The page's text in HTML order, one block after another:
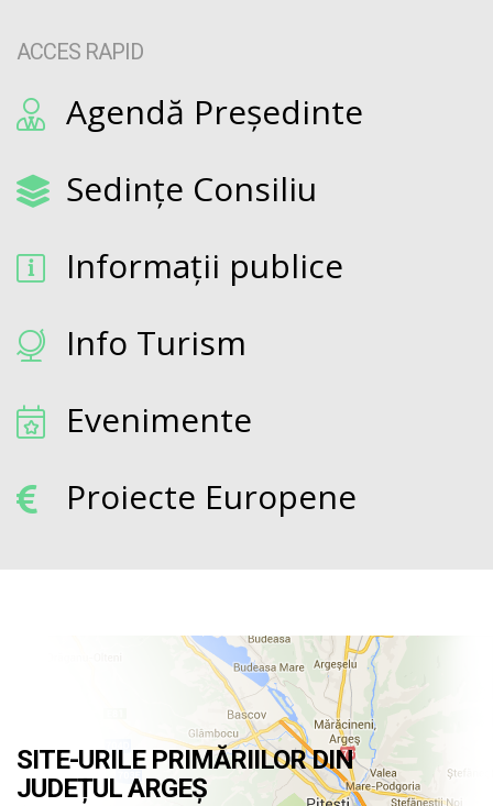
ACCES RAPID
Agendă Președinte
Sedințe Consiliu
Informații publice
Info Turism
Evenimente
Proiecte Europene
SITE-URILE PRIMĂRIILOR DIN
JUDEȚUL ARGEȘ